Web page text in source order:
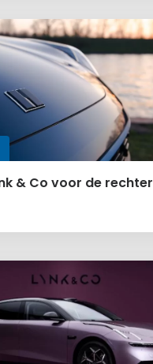
& Co voor de rechter